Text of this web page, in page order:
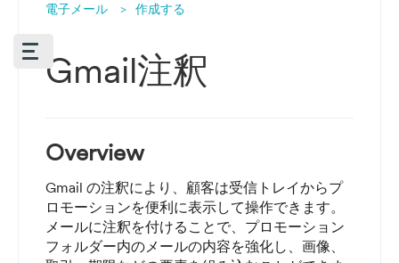
電子メール
作成する
Gmail注釈
Overview
Gmail の注釈により、顧客は受信トレイからプ
ロモーションを便利に表示して操作できます。
メールに注釈を付けることで、プロモーション
フォルダー内のメールの内容を強化し、画像、